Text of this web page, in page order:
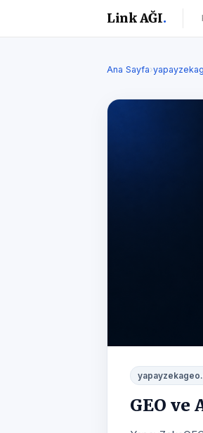
Link AĞI.
Ana Sayfa›
GEO